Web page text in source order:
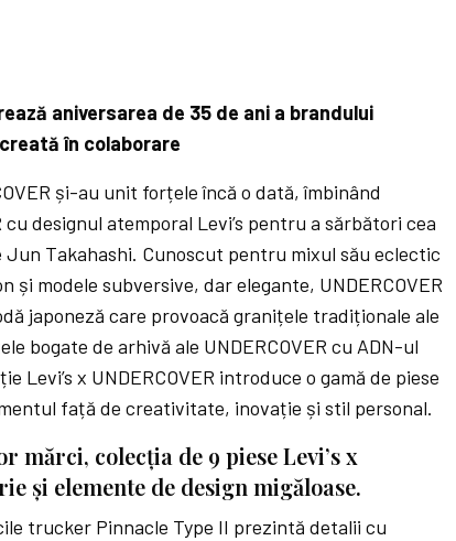
aniversarea de 35 de ani a brandului
în colaborare
și-au unit forțele încă o dată, îmbinând
designul atemporal Levi’s pentru a sărbători cea
Takahashi. Cunoscut pentru mixul său eclectic
modele subversive, dar elegante, UNDERCOVER
japoneză care provoacă granițele tradiționale ale
bogate de arhivă ale UNDERCOVER cu ADN-ul
Levi’s x UNDERCOVER introduce o gamă de piese
față de creativitate, inovație și stil personal.
mărci, colecția de 9 piese Levi’s x
și elemente de design migăloase.
trucker Pinnacle Type II prezintă detalii cu